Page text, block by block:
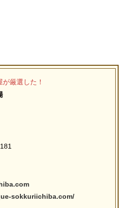
厳選した！
sokkuriichiba.com/